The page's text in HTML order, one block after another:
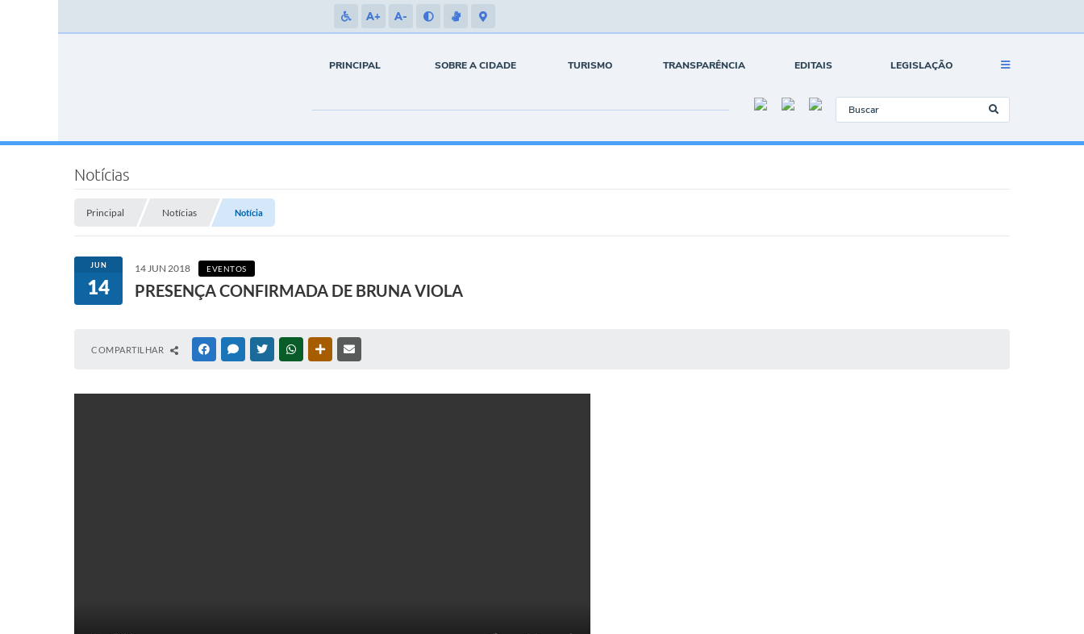
A+ A-
PRINCIPAL SOBRE A CIDADE TURISMO TRANSPARÊNCIA EDITAIS LEGISLAÇÃO
Notícias
Principal Notícias Notícia
JUN
14
14 JUN 2018 EVENTOS
PRESENÇA CONFIRMADA DE BRUNA VIOLA
COMPARTILHAR FACEBOOKMESSENGER
TWITTERWHATSAPPOUTRAS MÍDIAS